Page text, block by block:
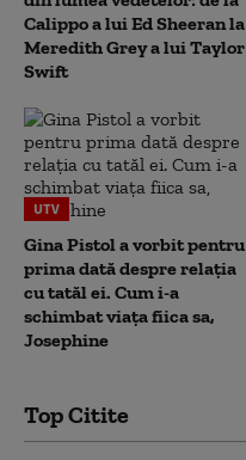
Calippo a lui Ed Sheeran la
Meredith Grey a lui Taylor
Swift
UTV
Gina Pistol a vorbit pentru
prima dată despre relația
cu tatăl ei. Cum i-a
schimbat viața fiica sa,
Josephine
Top Citite